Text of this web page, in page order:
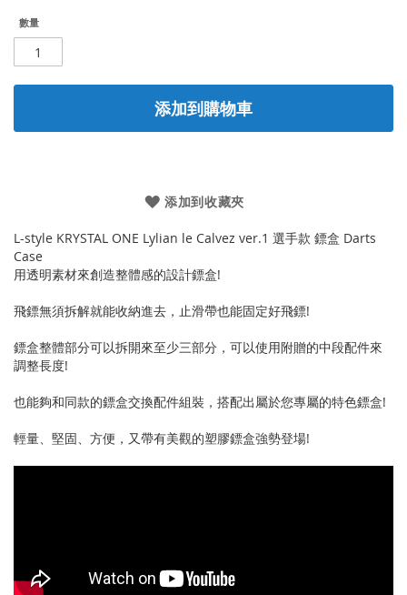
數量
添加到購物車
添加到收藏夾
L-style KRYSTAL ONE Lylian le Calvez ver.1 選手款 鏢盒 Darts
Case
用透明素材來創造整體感的設計鏢盒!
飛鏢無須拆解就能收納進去，止滑帶也能固定好飛鏢!
鏢盒整體部分可以拆開來至少三部分，可以使用附贈的中段配件來
調整長度!
也能夠和同款的鏢盒交換配件組裝，搭配出屬於您專屬的特色鏢盒!
輕量、堅固、方便，又帶有美觀的塑膠鏢盒強勢登場!